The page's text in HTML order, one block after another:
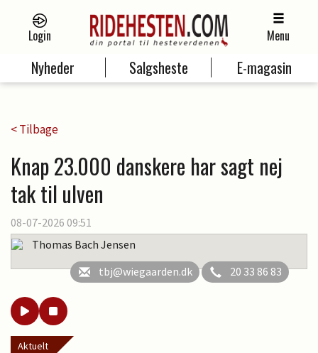
Login Menu
Nyheder Salgsheste E-magasin
< Tilbage
Knap 23.000 danskere har sagt nej
tak til ulven
08-07-2026 09:51
Thomas Bach Jensen
tbj@wiegaarden.dk
20 33 86 83
Aktuelt